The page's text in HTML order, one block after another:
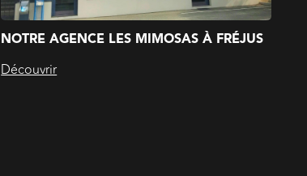
NOTRE AGENCE LES MIMOSAS À FRÉJUS
Découvrir